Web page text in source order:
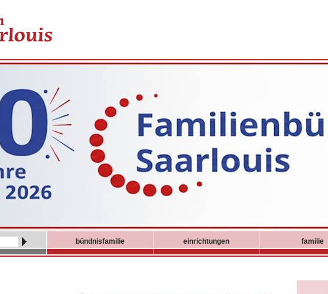
bündnisfamilie einrichtungen familie